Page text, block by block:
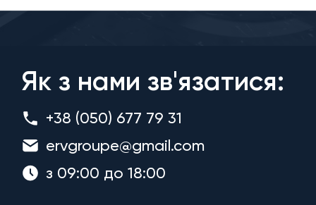
Як з нами зв'язатися:
+38 (050) 677 79 31
ervgroupe@gmail.com
з 09:00 до 18:00